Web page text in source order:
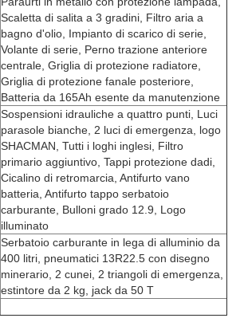
Scaletta di salita a 3 gradini, Filtro aria a
bagno d'olio, Impianto di scarico di serie,
Volante di serie, Perno trazione anteriore
centrale, Griglia di protezione radiatore,
Griglia di protezione fanale posteriore,
Batteria da 165Ah esente da manutenzione
Sospensioni idrauliche a quattro punti, Luci
parasole bianche, 2 luci di emergenza, logo
SHACMAN, Tutti i loghi inglesi, Filtro
primario aggiuntivo, Tappi protezione dadi,
Cicalino di retromarcia, Antifurto vano
batteria, Antifurto tappo serbatoio
carburante, Bulloni grado 12.9, Logo
illuminato
Serbatoio carburante in lega di alluminio da
400 litri, pneumatici 13R22.5 con disegno
minerario, 2 cunei, 2 triangoli di emergenza,
estintore da 2 kg, jack da 50 T